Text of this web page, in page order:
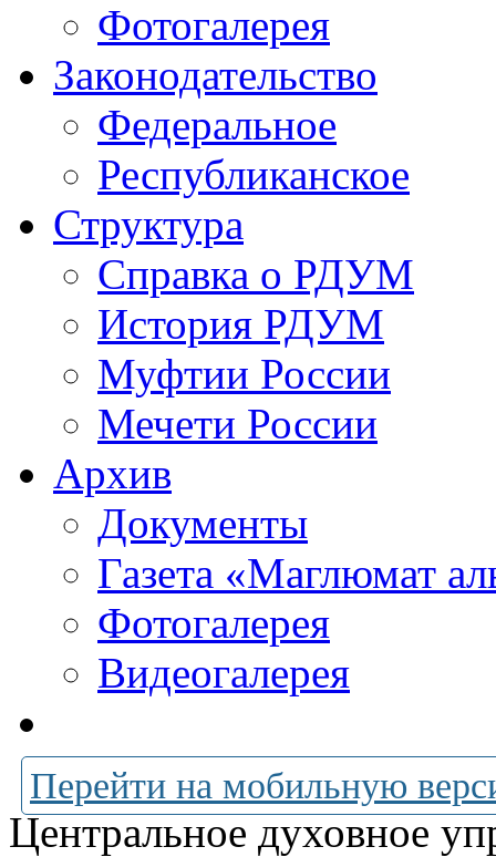
Фотогалерея
Законодательство
Федеральное
Республиканское
Структура
Справка о РДУМ
История РДУМ
Муфтии России
Мечети России
Архив
Документы
Газета «Маглюмат
Фотогалерея
Видеогалерея
Перейти на мобильную
Центральное духовное